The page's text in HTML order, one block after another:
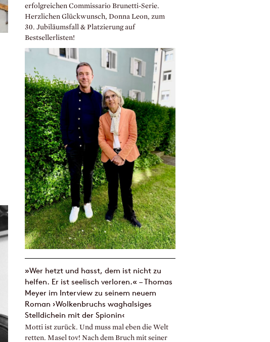
erfolgreichen Commissario Brunetti-Serie.
Herzlichen Glückwunsch, Donna Leon, zum
30. Jubiläumsfall & Platzierung auf
Bestsellerlisten!
»Wer hetzt und hasst, dem ist nicht zu
helfen. Er ist seelisch verloren.« – Thomas
Meyer im Interview zu seinem neuem
Roman ›Wolkenbruchs waghalsiges
Stelldichein mit der Spionin‹
Motti ist zurück. Und muss mal eben die Welt
retten. Masel tov! Nach dem Bruch mit seiner